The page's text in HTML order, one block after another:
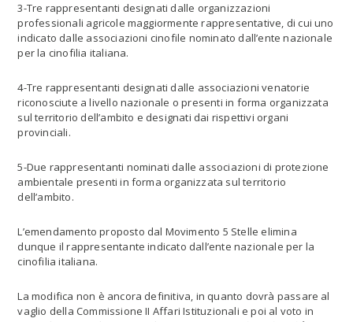
3-Tre rappresentanti designati dalle organizzazioni
professionali agricole maggiormente rappresentative, di cui uno
indicato dalle associazioni cinofile nominato dall’ente nazionale
per la cinofilia italiana.
4-Tre rappresentanti designati dalle associazioni venatorie
riconosciute a livello nazionale o presenti in forma organizzata
sul territorio dell’ambito e designati dai rispettivi organi
provinciali.
5-Due rappresentanti nominati dalle associazioni di protezione
ambientale presenti in forma organizzata sul territorio
dell’ambito.
L’emendamento proposto dal Movimento 5 Stelle elimina
dunque il rappresentante indicato dall’ente nazionale per la
cinofilia italiana.
La modifica non è ancora definitiva, in quanto dovrà passare al
vaglio della Commissione II Affari Istituzionali e poi al voto in